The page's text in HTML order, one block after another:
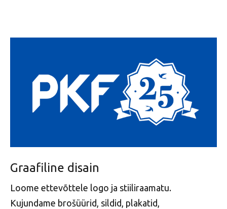
Graafiline disain
Loome ettevõttele logo ja stiiliraamatu.
Kujundame brošüürid, sildid, plakatid,